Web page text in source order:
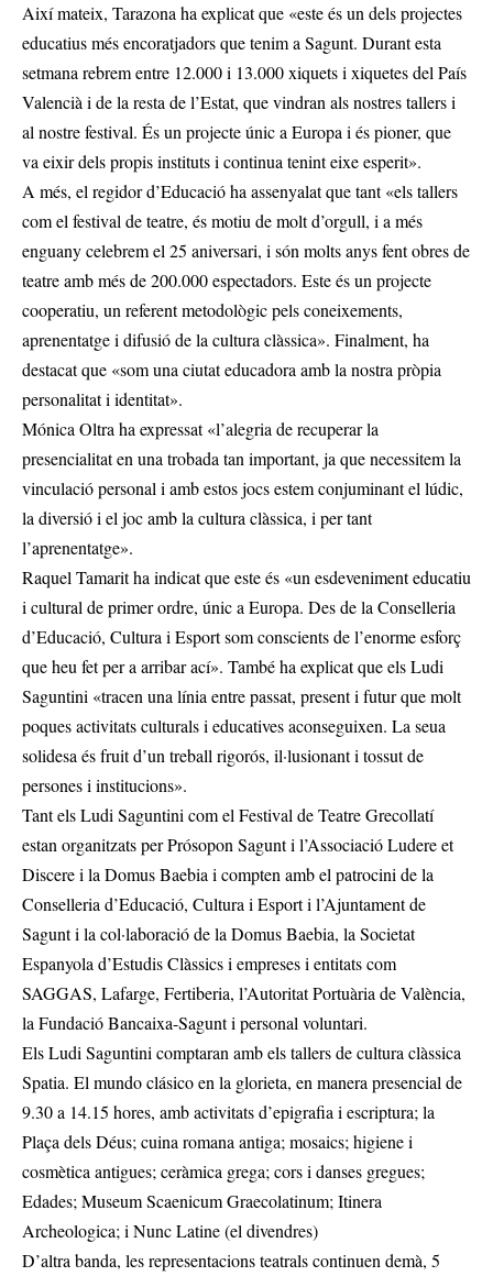
Així mateix, Tarazona ha explicat que «este és un dels projectes
educatius més encoratjadors que tenim a Sagunt. Durant esta
setmana rebrem entre 12.000 i 13.000 xiquets i xiquetes del País
Valencià i de la resta de l’Estat, que vindran als nostres tallers i
al nostre festival. És un projecte únic a Europa i és pioner, que
va eixir dels propis instituts i continua tenint eixe esperit».
A més, el regidor d’Educació ha assenyalat que tant «els tallers
com el festival de teatre, és motiu de molt d’orgull, i a més
enguany celebrem el 25 aniversari, i són molts anys fent obres de
teatre amb més de 200.000 espectadors. Este és un projecte
cooperatiu, un referent metodològic pels coneixements,
aprenentatge i difusió de la cultura clàssica». Finalment, ha
destacat que «som una ciutat educadora amb la nostra pròpia
personalitat i identitat».
Mónica Oltra ha expressat «l’alegria de recuperar la
presencialitat en una trobada tan important, ja que necessitem la
vinculació personal i amb estos jocs estem conjuminant el lúdic,
la diversió i el joc amb la cultura clàssica, i per tant
l’aprenentatge».
Raquel Tamarit ha indicat que este és «un esdeveniment educatiu
i cultural de primer ordre, únic a Europa. Des de la Conselleria
d’Educació, Cultura i Esport som conscients de l’enorme esforç
que heu fet per a arribar ací». També ha explicat que els Ludi
Saguntini «tracen una línia entre passat, present i futur que molt
poques activitats culturals i educatives aconseguixen. La seua
solidesa és fruit d’un treball rigorós, il·lusionant i tossut de
persones i institucions».
Tant els Ludi Saguntini com el Festival de Teatre Grecollatí
estan organitzats per Prósopon Sagunt i l’Associació Ludere et
Discere i la Domus Baebia i compten amb el patrocini de la
Conselleria d’Educació, Cultura i Esport i l’Ajuntament de
Sagunt i la col·laboració de la Domus Baebia, la Societat
Espanyola d’Estudis Clàssics i empreses i entitats com
SAGGAS, Lafarge, Fertiberia, l’Autoritat Portuària de València,
la Fundació Bancaixa-Sagunt i personal voluntari.
Els Ludi Saguntini comptaran amb els tallers de cultura clàssica
Spatia. El mundo clásico en la glorieta, en manera presencial de
9.30 a 14.15 hores, amb activitats d’epigrafia i escriptura; la
Plaça dels Déus; cuina romana antiga; mosaics; higiene i
cosmètica antigues; ceràmica grega; cors i danses gregues;
Edades; Museum Scaenicum Graecolatinum; Itinera
Archeologica; i Nunc Latine (el divendres)
D’altra banda, les representacions teatrals continuen demà, 5